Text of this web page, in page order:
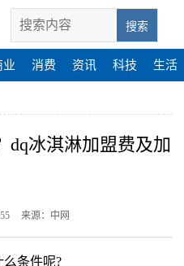
搜索
业 消费 资讯 科技 生活
dq冰淇淋加盟费及加
来源：中网
条件呢?